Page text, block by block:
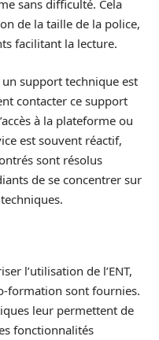
sans difficulté. Cela
de la taille de la police,
facilitant la lecture.
support technique est
contacter ce support
à la plateforme ou
est souvent réactif,
sont résolus
de se concentrer sur
l’utilisation de l’ENT,
formation sont fournies.
leur permettent de
fonctionnalités